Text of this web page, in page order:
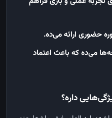
حضوری ارائه می‌ده.
می‌ده که باعث اعتماد
داره؟